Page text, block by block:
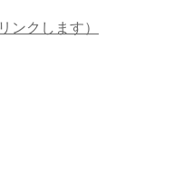
クします）